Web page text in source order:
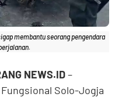
membantu seorang pengendara
NEWS.ID–
Solo-Jogja